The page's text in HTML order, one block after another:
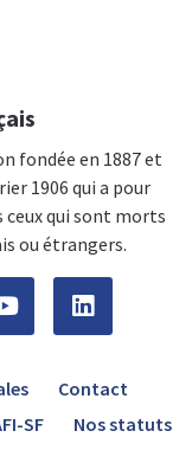
fondée en 1887 et
1906 qui a pour
qui sont morts
ou étrangers.
Contact
SF Nos statuts